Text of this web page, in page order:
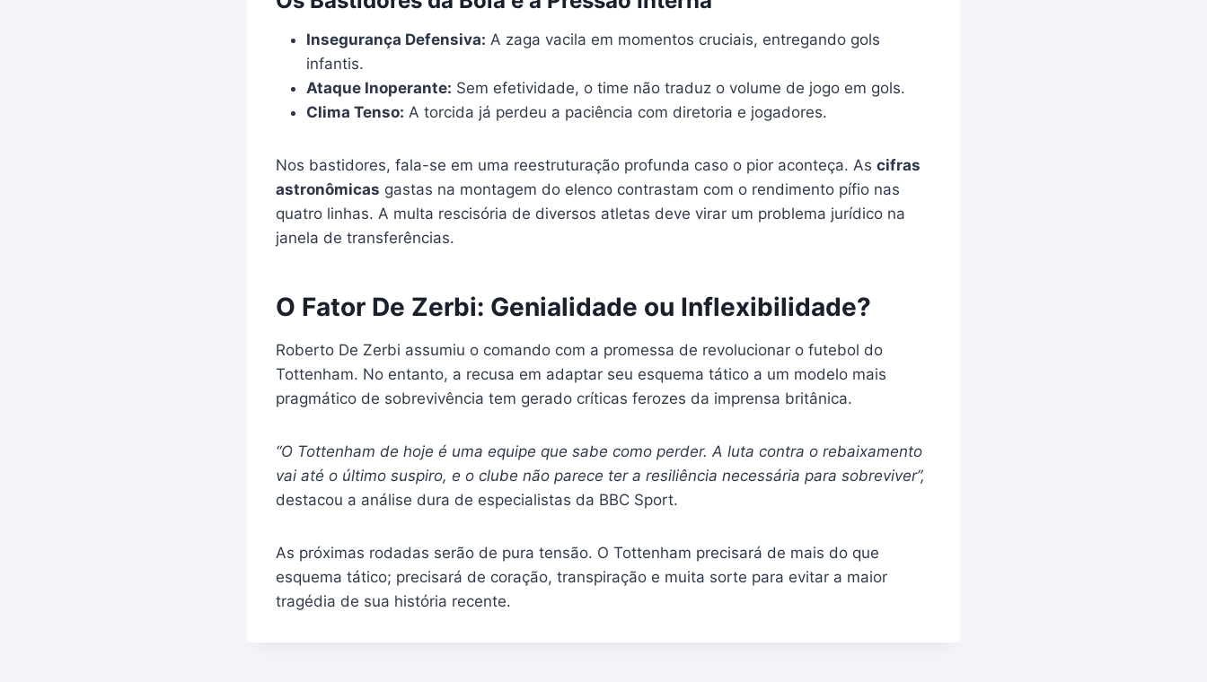
Insegurança Defensiva: A zaga vacila em momentos cruciais, entregando gols
infantis.
Ataque Inoperante: Sem efetividade, o time não traduz o volume de jogo em gols.
Clima Tenso: A torcida já perdeu a paciência com diretoria e jogadores.
Nos bastidores, fala-se em uma reestruturação profunda caso o pior aconteça. As cifras
astronômicas gastas na montagem do elenco contrastam com o rendimento pífio nas
quatro linhas. A multa rescisória de diversos atletas deve virar um problema jurídico na
janela de transferências.
O Fator De Zerbi: Genialidade ou Inflexibilidade?
Roberto De Zerbi assumiu o comando com a promessa de revolucionar o futebol do
Tottenham. No entanto, a recusa em adaptar seu esquema tático a um modelo mais
pragmático de sobrevivência tem gerado críticas ferozes da imprensa britânica.
“O Tottenham de hoje é uma equipe que sabe como perder. A luta contra o rebaixamento
vai até o último suspiro, e o clube não parece ter a resiliência necessária para sobreviver”,
destacou a análise dura de especialistas da BBC Sport.
As próximas rodadas serão de pura tensão. O Tottenham precisará de mais do que
esquema tático; precisará de coração, transpiração e muita sorte para evitar a maior
tragédia de sua história recente.